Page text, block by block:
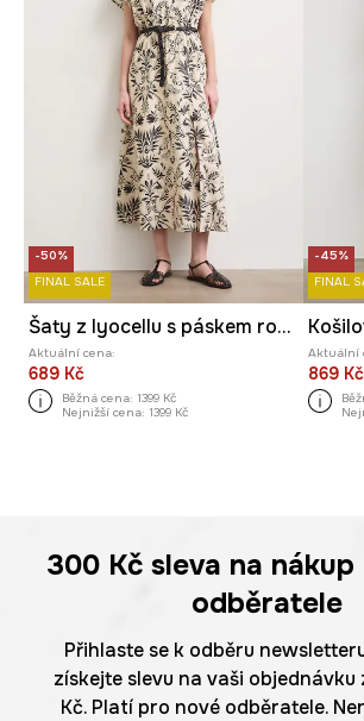
-50%
FINAL SALE
Šaty z lyocellu s páskem rostlinné
Aktuální cena:
689 Kč
Běžná cena: 1399 Kč
Nejnižší cena: 1399 Kč
-45%
FINAL
Aktuální
869 Kč
300 Kč sleva na
odběratele
Přihlaste se k odběru
získejte slevu na vaši objednávku
Kč. Platí pro nové odběratele.